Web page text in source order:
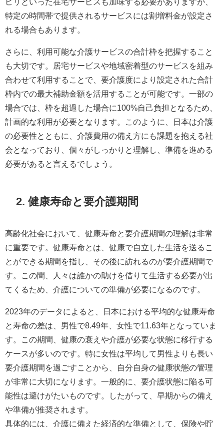
特定の時間帯で提供されるサービスには割増料金が設定さ
れる場合もあります。
さらに、利用可能な介護サービスの合計枠を把握すること
も大切です。居宅サービスや地域密着型のサービスを組み
合わせて利用することで、要介護度により設定された合計
枠内での最大補助金額を活用することが可能です。一部の
場合では、枠を超過した場合に100%自己負担となるため、
計画的な利用が必要となります。このように、日本は介護
の必要性とともに、介護費用の備え方にも課題を抱える社
会となっており、個々がしっかりと理解し、準備を進める
必要があると言えるでしょう。
2. 健康寿命と要介護期間
高齢化社会において、健康寿命と要介護期間の理解は非常
に重要です。健康寿命とは、健康で自立した生活を送るこ
とができる期間を指し、その後に訪れるのが要介護期間で
す。この間、人々は誰かの助けを借りて生活する必要が出
てくるため、介護についての準備が必要になるのです。
2023年のデータによると、日本における平均的な健康寿命
と寿命の差は、男性で8.49年、女性で11.63年となっていま
す。この期間、健康の衰えや介護が必要な状態に移行する
ケースが多いのです。特に女性は平均して男性よりも長い
要介護期間を過ごすことから、自分自身の健康状態の管理
が非常に大切になります。一般的に、要介護状態に陥る可
能性は避けがたいものです。したがって、早期からの備え
や準備が推奨されます。
具体的には、介護に備えた経済的な準備として、保険や貯